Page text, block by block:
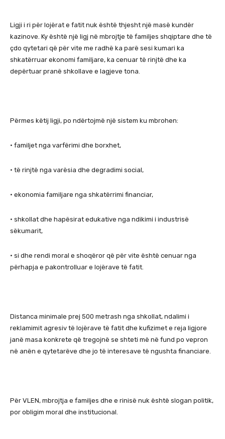
Ligji i ri për lojërat e fatit nuk është thjesht një masë kundër
kazinove. Ky është një ligj në mbrojtje të familjes shqiptare dhe të
çdo qytetari që për vite me radhë ka parë sesi kumari ka
shkatërruar ekonomi familjare, ka cenuar të rinjtë dhe ka
depërtuar pranë shkollave e lagjeve tona.
Përmes këtij ligji, po ndërtojmë një sistem ku mbrohen:
• familjet nga varfërimi dhe borxhet,
• të rinjtë nga varësia dhe degradimi social,
• ekonomia familjare nga shkatërrimi financiar,
• shkollat dhe hapësirat edukative nga ndikimi i industrisë
sëkumarit,
• si dhe rendi moral e shoqëror që për vite është cenuar nga
përhapja e pakontrolluar e lojërave të fatit.
Distanca minimale prej 500 metrash nga shkollat, ndalimi i
reklamimit agresiv të lojërave të fatit dhe kufizimet e reja ligjore
janë masa konkrete që tregojnë se shteti më në fund po vepron
në anën e qytetarëve dhe jo të interesave të ngushta financiare.
Për VLEN, mbrojtja e familjes dhe e rinisë nuk është slogan politik,
por obligim moral dhe institucional.